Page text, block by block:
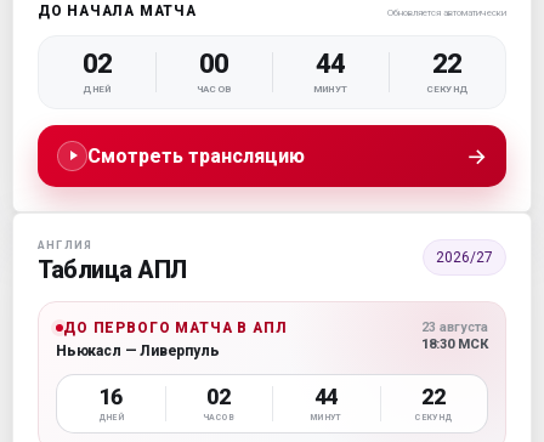
ДО НАЧАЛА МАТЧА Обновляется автоматически
02
ДНЕЙ
00
ЧАСОВ
44
МИНУТ
21
СЕКУНД
Смотреть трансляцию →
АНГЛИЯ
Таблица АПЛ 2026/27
ДО ПЕРВОГО МАТЧА В АПЛ
Ньюкасл — Ливерпуль
23 августа
18:30 МСК
16
ДНЕЙ
02
ЧАСОВ
44
МИНУТ
21
СЕКУНД